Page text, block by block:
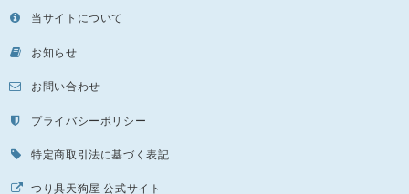
当サイトについて
お知らせ
お問い合わせ
プライバシーポリシー
特定商取引法に基づく表記
つり具天狗屋 公式サイト